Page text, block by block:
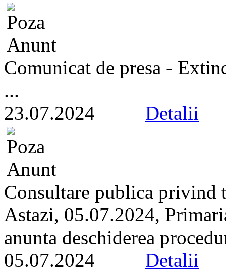
Comunicat de presa -
...
23.07.2024 Detalii
Consultare publica privind
Astazi, 05.07.2024,
anunta deschiderea
05.07.2024 Detalii